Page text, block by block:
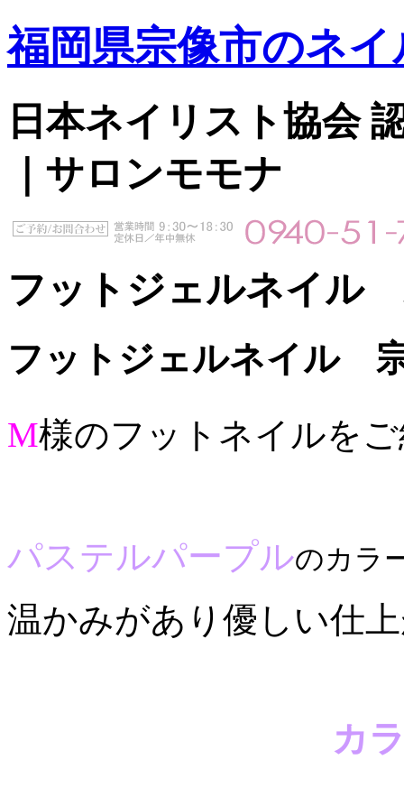
福岡県宗像市のネ
日本ネイリスト協会
｜サロンモモナ
フットジェルネイル
フットジェルネイル
M様のフットネイルを
パステルパープルのカラ
温かみがあり優しい仕
カ